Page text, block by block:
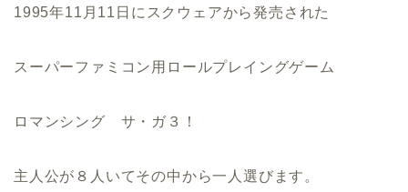
1995年11月11日にスクウェアから発売された
スーパーファミコン用ロールプレイングゲーム
ロマンシング サ・ガ３！
主人公が８人いてその中から一人選びます。